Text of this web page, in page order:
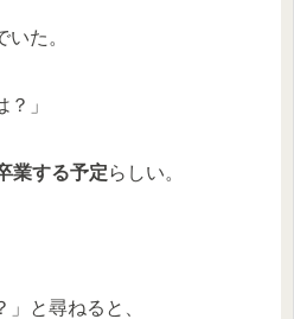
た。
」
業する予定らしい。
」と尋ねると、